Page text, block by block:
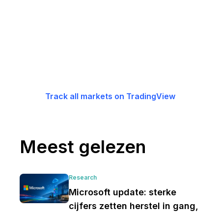
Track all markets on TradingView
Meest gelezen
Research
Microsoft update: sterke
cijfers zetten herstel in gang,